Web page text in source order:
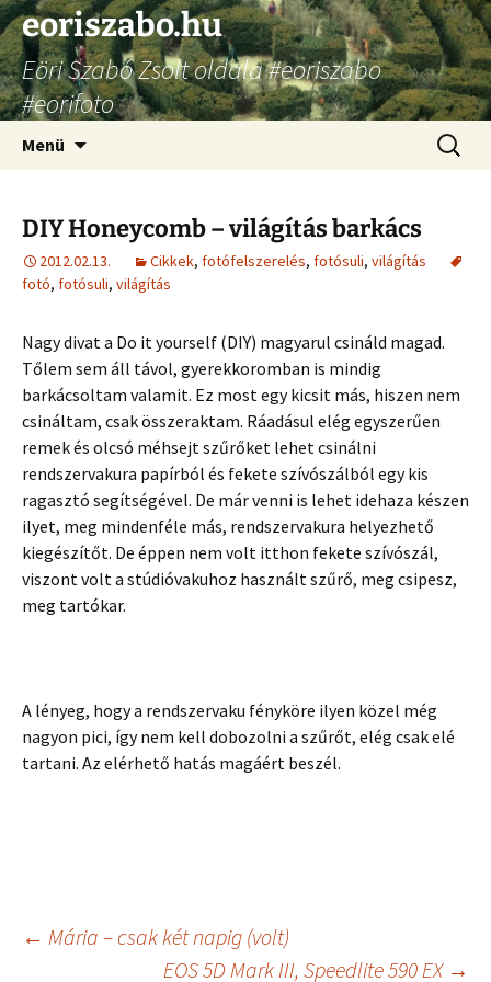
Ugrás
a
tartalomhoz
eoriszabo.hu
Eöri Szabó Zsolt oldala #eoriszabo
#eorifoto
Menü
DIY Honeycomb – világítás barkács
2012.02.13. Cikkek, fotófelszerelés, fotósuli, világítás
fotó, fotósuli, világítás
Nagy divat a Do it yourself (DIY) magyarul csináld magad.
Tőlem sem áll távol, gyerekkoromban is mindig
barkácsoltam valamit. Ez most egy kicsit más, hiszen nem
csináltam, csak összeraktam. Ráadásul elég egyszerűen
remek és olcsó méhsejt szűrőket lehet csinálni
rendszervakura papírból és fekete szívószálból egy kis
ragasztó segítségével. De már venni is lehet idehaza készen
ilyet, meg mindenféle más, rendszervakura helyezhető
kiegészítőt. De éppen nem volt itthon fekete szívószál,
viszont volt a stúdióvakuhoz használt szűrő, meg csipesz,
meg tartókar.
A lényeg, hogy a rendszervaku fényköre ilyen közel még
nagyon pici, így nem kell dobozolni a szűrőt, elég csak elé
tartani. Az elérhető hatás magáért beszél.
Bejegyzés
← Mária – csak két napig (volt)
EOS 5D Mark III, Speedlite 590 EX →